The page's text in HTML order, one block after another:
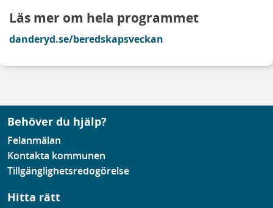
Läs mer om hela programmet
danderyd.se/beredskapsveckan
Behöver du hjälp?
Felanmälan
Kontakta kommunen
Tillgänglighetsredogörelse
Hitta rätt